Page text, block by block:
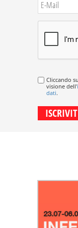
Cliccando
visione dell'
dati.